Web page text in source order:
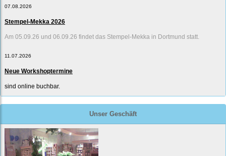
07.08.2026
Stempel-Mekka 2026
Am 05.09.26 und 06.09.26 findet das Stempel-Mekka in Dortmund statt.
11.07.2026
Neue Workshoptermine
sind online buchbar.
Unser Geschäft